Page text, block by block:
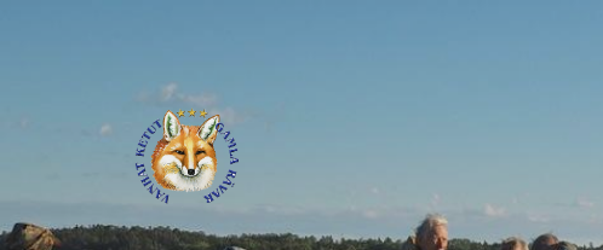
Journalistiliitto / RTTL/ Vanhat Ketut